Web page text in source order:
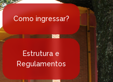
Como ingressar?
Estrutura e
Regulamentos